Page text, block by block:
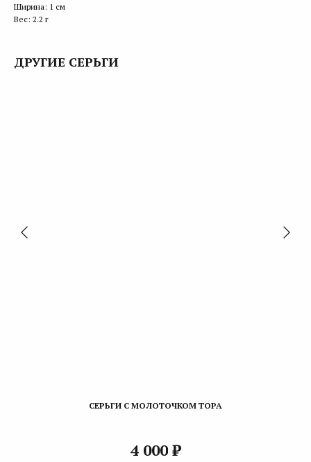
Ширина: 1 см
Вес: 2.2 г
ДРУГИЕ СЕРЬГИ
СЕРЬГИ С МОЛОТОЧКОМ ТОРА
4 000 ₽